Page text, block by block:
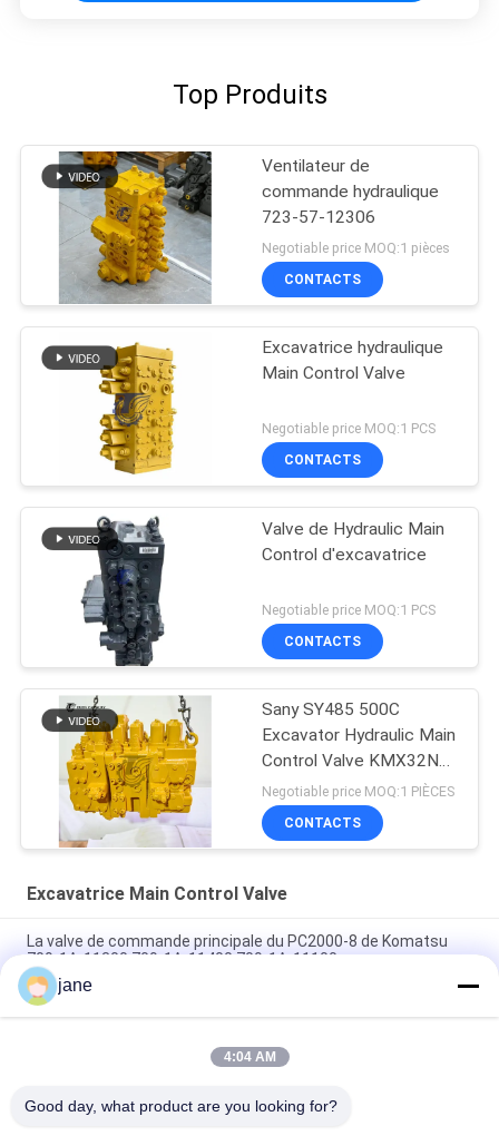
Top Produits
Ventilateur de
commande hydraulique
723-57-12306
Negotiable price MOQ:1 pièces
CONTACTS
Excavatrice hydraulique
Main Control Valve
Negotiable price MOQ:1 PCS
CONTACTS
Valve de Hydraulic Main
Control d'excavatrice
Negotiable price MOQ:1 PCS
CONTACTS
Sany SY485 500C
Excavator Hydraulic Main
Control Valve KMX32NA
High Quality
Negotiable price MOQ:1 PIÈCES
CONTACTS
Excavatrice Main Control Valve
La valve de commande principale du PC2000-8 de Komatsu
709-1A-11300 709-1A-11400 709-1A-11100
PC160LC-7 PC160-7 Ventilateur de commande Excavateur
Komatsu, 723-57-16100 Excavateur pièces principales
VOE14541591 Valve de commande principale de l'excavateur
jane
4:04 AM
Good day, what product are you looking for?